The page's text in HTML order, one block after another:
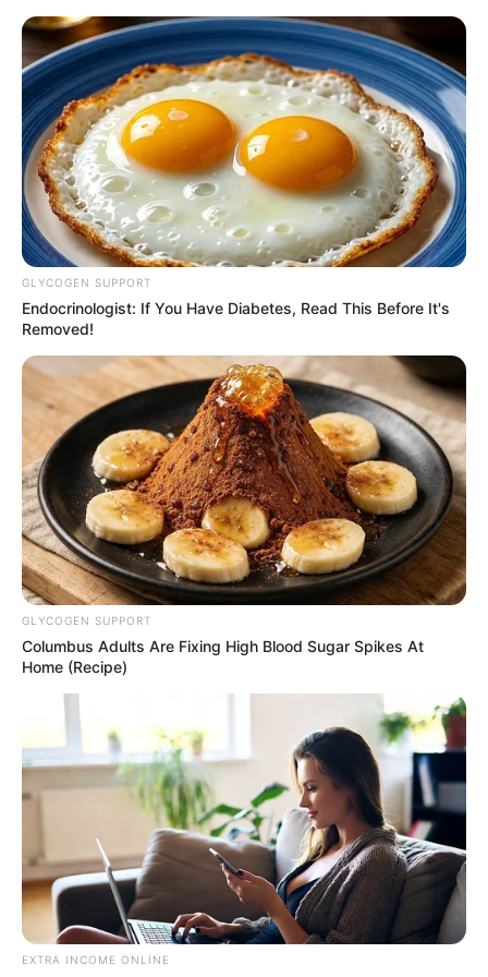
Sabah Bakıdayağış yağacaq,
güclü külək əsəcək
Arzumla bağlı QƏRAR:məhkəmə vəsatəti
təmin etməyib
HÜQUQ 843 11.06.2026, 12:35
Avtomobil qəzası zamanı bir nəfərin ölümü və
digərinin xəsarət almasında təqsirləndirilən "Arzum
GLYCOGEN SUPPORT
Endocrinologist: If You Have Diabetes, Read This Before It's
Removed!
GLYCOGEN SUPPORT
Columbus Adults Are Fixing High Blood Sugar Spikes At
Home (Recipe)
EXTRA INCOME ONLINE